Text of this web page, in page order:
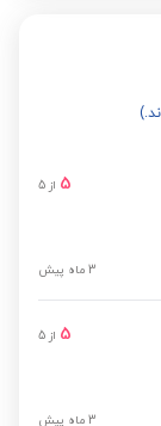
مشاهده قیمت
5 از 5
3 ماه پیش
5 از 5
3 ماه پیش